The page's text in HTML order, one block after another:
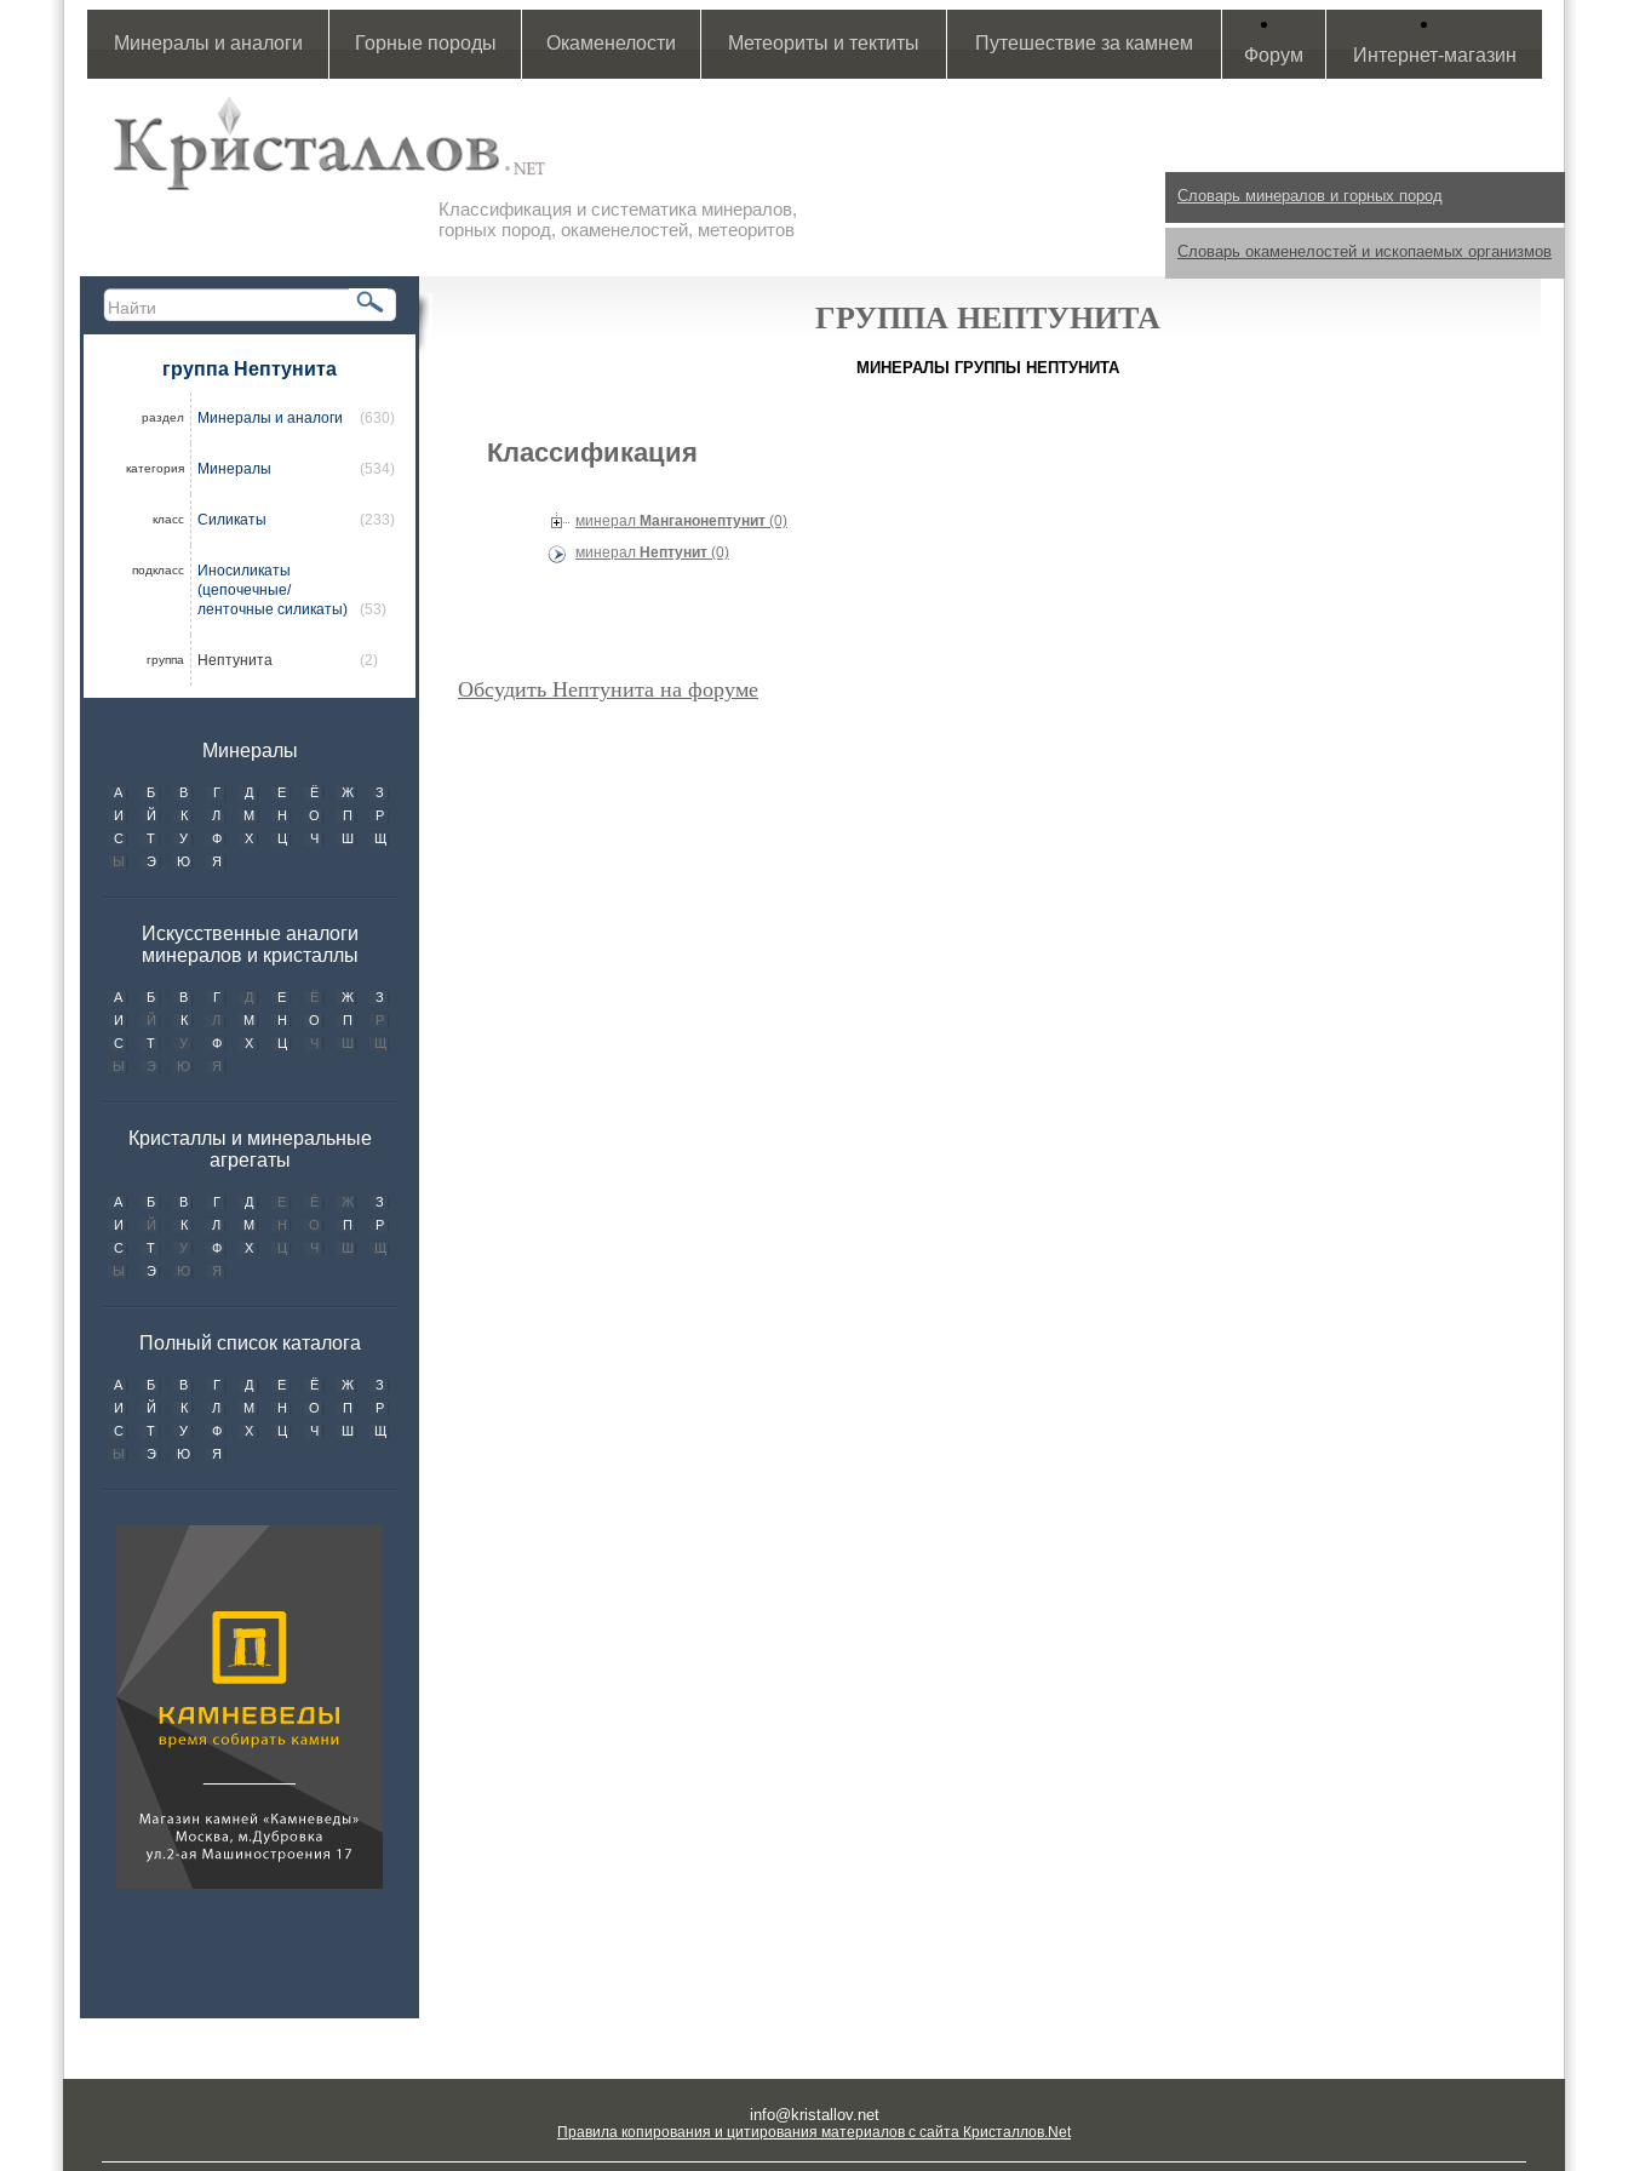
Минералы и аналоги Горные породы Окаменелости Метеориты и тектиты Путешествие за камнем
Форум Интернет-магазин
Классификация и систематика минералов,
горных пород, окаменелостей, метеоритов
Словарь минералов и горных пород
Словарь окаменелостей и ископаемых организмов
группа Нептунита
раздел Минералы и аналоги (630)
категория Минералы (534)
класс Силикаты (233)
подкласс
Иносиликаты
(цепочечные/
ленточные силикаты)
(53)
группа Нептунита (2)
Минералы
А Б В Г Д Е Ё Ж
З
И
Й К Л М Н О П
Р
С
Т У Ф Х Ц Ч Ш
Щ
Ы
Э Ю Я
Искусственные аналоги
минералов и кристаллы
А Б В Г Д Е Ё Ж
З
И
Й К Л М Н О П
Р
С
Т У Ф Х Ц Ч Ш
Щ
Ы
Э Ю Я
Кристаллы и минеральные
агрегаты
А Б В Г Д Е Ё Ж
З
И
Й К Л М Н О П
Р
С
Т У Ф Х Ц Ч Ш
Щ
Ы
Э Ю Я
Полный список каталога
А Б В Г Д Е Ё Ж
З
И
Й К Л М Н О П
Р
С
Т У Ф Х Ц Ч Ш
Щ
Ы
Э Ю Я
ГРУППА НЕПТУНИТА
МИНЕРАЛЫ ГРУППЫ НЕПТУНИТА
Классификация
минерал Манганонептунит (0)
минерал Нептунит (0)
Обсудить Нептунита на форуме
info@kristallov.net
Правила копирования и цитирования материалов с сайта Кристаллов.Net